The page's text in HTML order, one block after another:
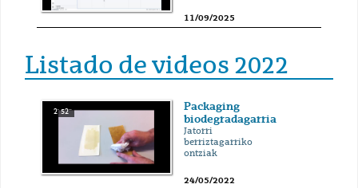
11/09/2025
Listado de videos 2022
2' 52''
Packaging
biodegradagarria
Jatorri
berriztagarriko
ontziak
24/05/2022